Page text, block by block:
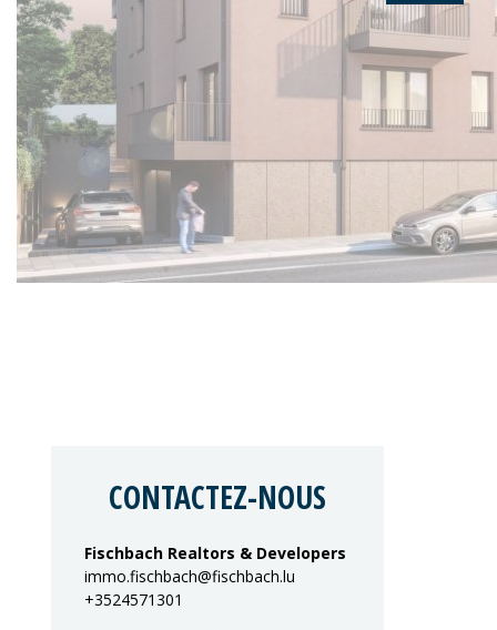
CONTACTEZ-NOUS
Fischbach Realtors & Developers
immo.fischbach@fischbach.lu
+3524571301